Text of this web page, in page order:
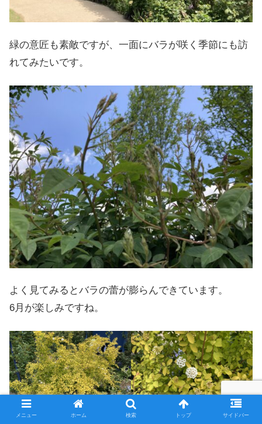
緑の意匠も素敵ですが、一面にバラが咲く季節にも訪
れてみたいです。
よく見てみるとバラの蕾が膨らんできています。
6月が楽しみですね。
メニュー ホーム 検索 トップ サイドバー